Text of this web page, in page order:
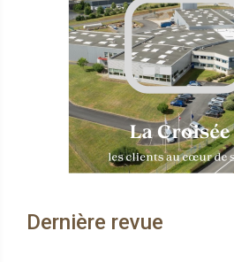
Dernière revue